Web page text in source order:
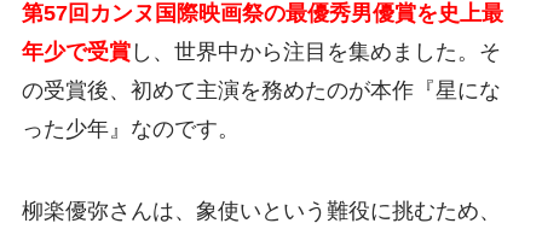
第57回カンヌ国際映画祭の最優秀男優賞を史上最
年少で受賞し、世界中から注目を集めました。そ
の受賞後、初めて主演を務めたのが本作『星にな
った少年』なのです。
柳楽優弥さんは、象使いという難役に挑むため、